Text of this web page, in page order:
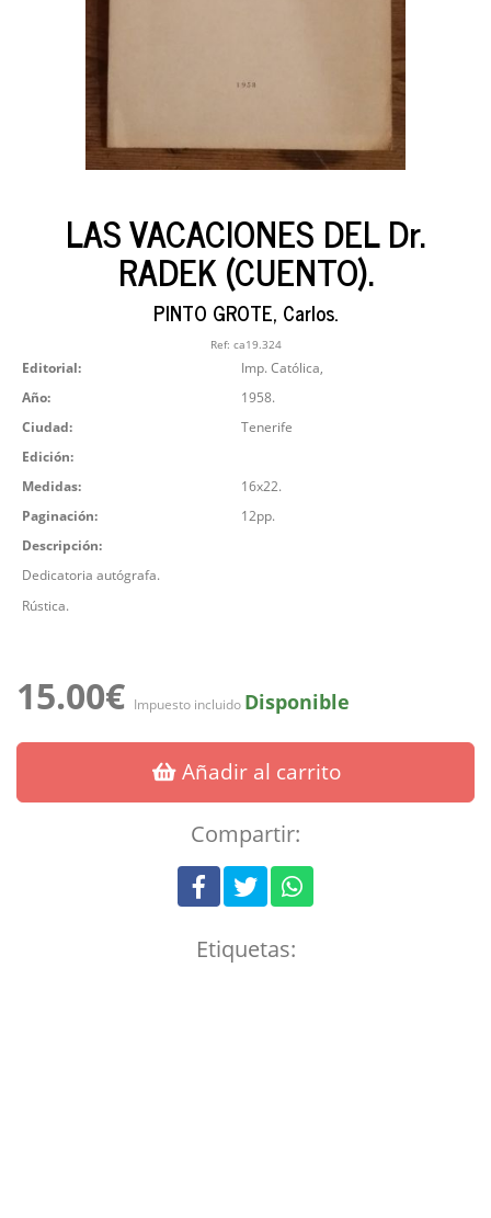
LAS VACACIONES DEL Dr.
RADEK (CUENTO).
PINTO GROTE, Carlos.
Ref: ca19.324
Editorial:
Imp. Católica,
Año:
1958.
Ciudad:
Tenerife
Edición:
Medidas:
16x22.
Paginación:
12pp.
Descripción:
Dedicatoria autógrafa.
Rústica.
15.00€ Impuesto incluido Disponible
Añadir al carrito
Compartir:
Etiquetas: